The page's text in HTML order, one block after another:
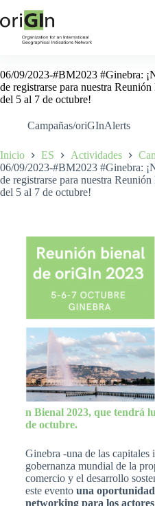
06/09/2023-#BM2023 #Ginebra:
de registrarse para nuestra
del 5 al 7 de octubre!
Campañas/oriGInAlerts
Inicio ES Actividades
06/09/2023-#BM2023 #Ginebra:
de registrarse para nuestra
del 5 al 7 de octubre!
n Bienal 2023, que tendrá
de octubre.
Ginebra -una de las capitales
gobernanza mundial de la
comercio y el desarrollo
este evento una
networking para los